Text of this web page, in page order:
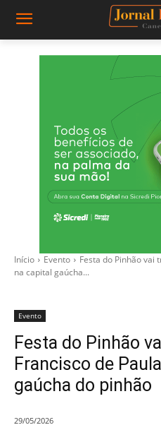
Início Evento
Festa do Pinhão vai
na capital gaúcha...
Evento
Festa do Pinhão
Francisco de
gaúcha do pinhão
29/05/2026